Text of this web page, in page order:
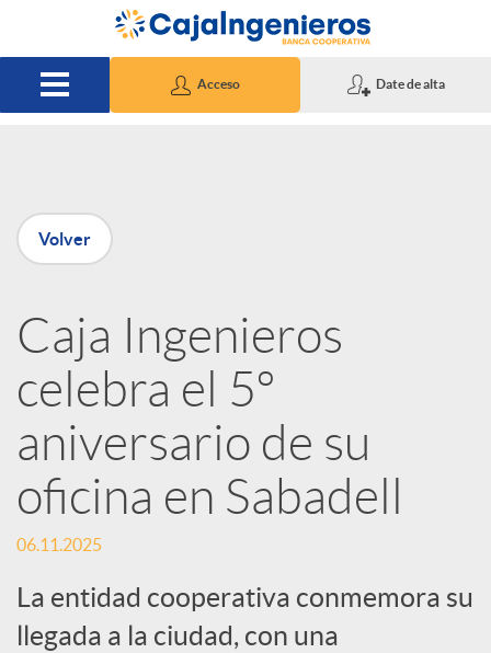
Saltar al contenido principal
Acceso Date de alta
P
u
b
l
i
c
a
Volver
Caja Ingenieros
celebra el 5º
aniversario de su
oficina en Sabadell
06.11.2025
La entidad cooperativa conmemora su
llegada a la ciudad, con una